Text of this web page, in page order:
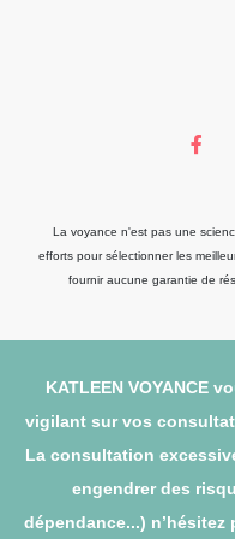
La voyance n'est pas une
efforts pour sélectionner les
fournir aucune garantie de
KATLEEN VOYANCE
vigilant sur vos
La consultation
engendrer des
dépendance...)